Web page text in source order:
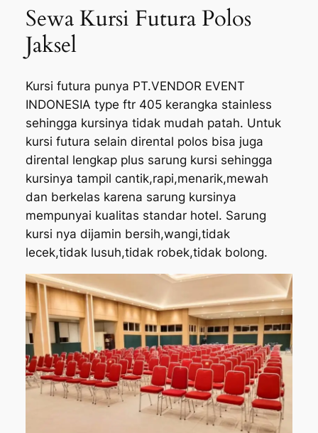
Sewa Kursi Futura Polos
Jaksel
Kursi futura punya PT.VENDOR EVENT
INDONESIA type ftr 405 kerangka stainless
sehingga kursinya tidak mudah patah. Untuk
kursi futura selain dirental polos bisa juga
dirental lengkap plus sarung kursi sehingga
kursinya tampil cantik,rapi,menarik,mewah
dan berkelas karena sarung kursinya
mempunyai kualitas standar hotel. Sarung
kursi nya dijamin bersih,wangi,tidak
lecek,tidak lusuh,tidak robek,tidak bolong.